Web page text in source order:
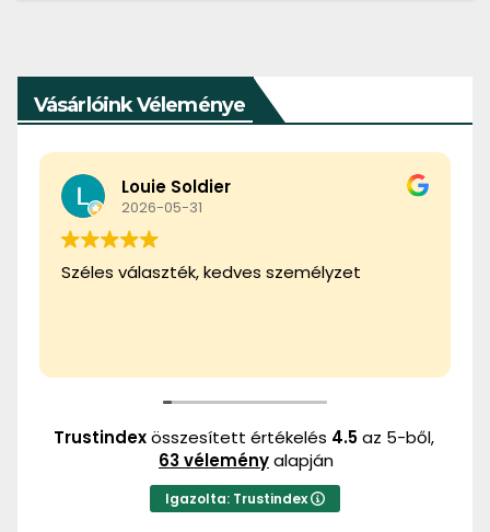
Vásárlóink Véleménye
Louie Soldier
2026-05-31
Széles választék, kedves személyzet
Trustindexösszesített értékelés 4.5az 5-ből,
63 véleményalapján
Igazolta: Trustindex